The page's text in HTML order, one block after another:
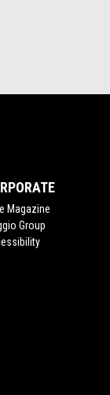
Magazine
Group